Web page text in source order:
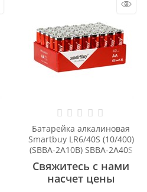
Батарейка алкалиновая
Smartbuy LR6/40S (10/400)
(SBBA-2A10B) SBBA-2A40S
Свяжитесь с нами
насчет цены